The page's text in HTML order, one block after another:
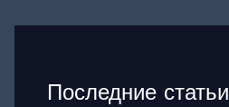
Последние статьи